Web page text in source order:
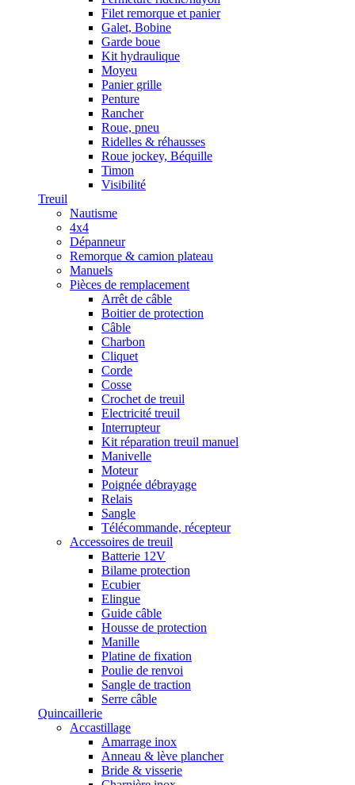
Filet remorque et panier
Galet, Bobine
Garde boue
Kit hydraulique
Moyeu
Panier grille
Penture
Rancher
Roue, pneu
Ridelles & réhausses
Roue jockey, Béquille
Timon
Visibilité
Treuil
Nautisme
4x4
Dépanneur
Remorque & camion plateau
Manuels
Pièces de remplacement
Arrêt de câble
Boitier de protection
Câble
Charbon
Cliquet
Corde
Cosse
Crochet de treuil
Electricité treuil
Interrupteur
Kit réparation treuil manuel
Manivelle
Moteur
Poignée débrayage
Relais
Sangle
Télécommande, récepteur
Accessoires de treuil
Batterie 12V
Bilame protection
Ecubier
Elingue
Guide câble
Housse de protection
Manille
Platine de fixation
Poulie de renvoi
Sangle de traction
Serre câble
Quincaillerie
Accastillage
Amarrage inox
Anneau & lève plancher
Bride & visserie